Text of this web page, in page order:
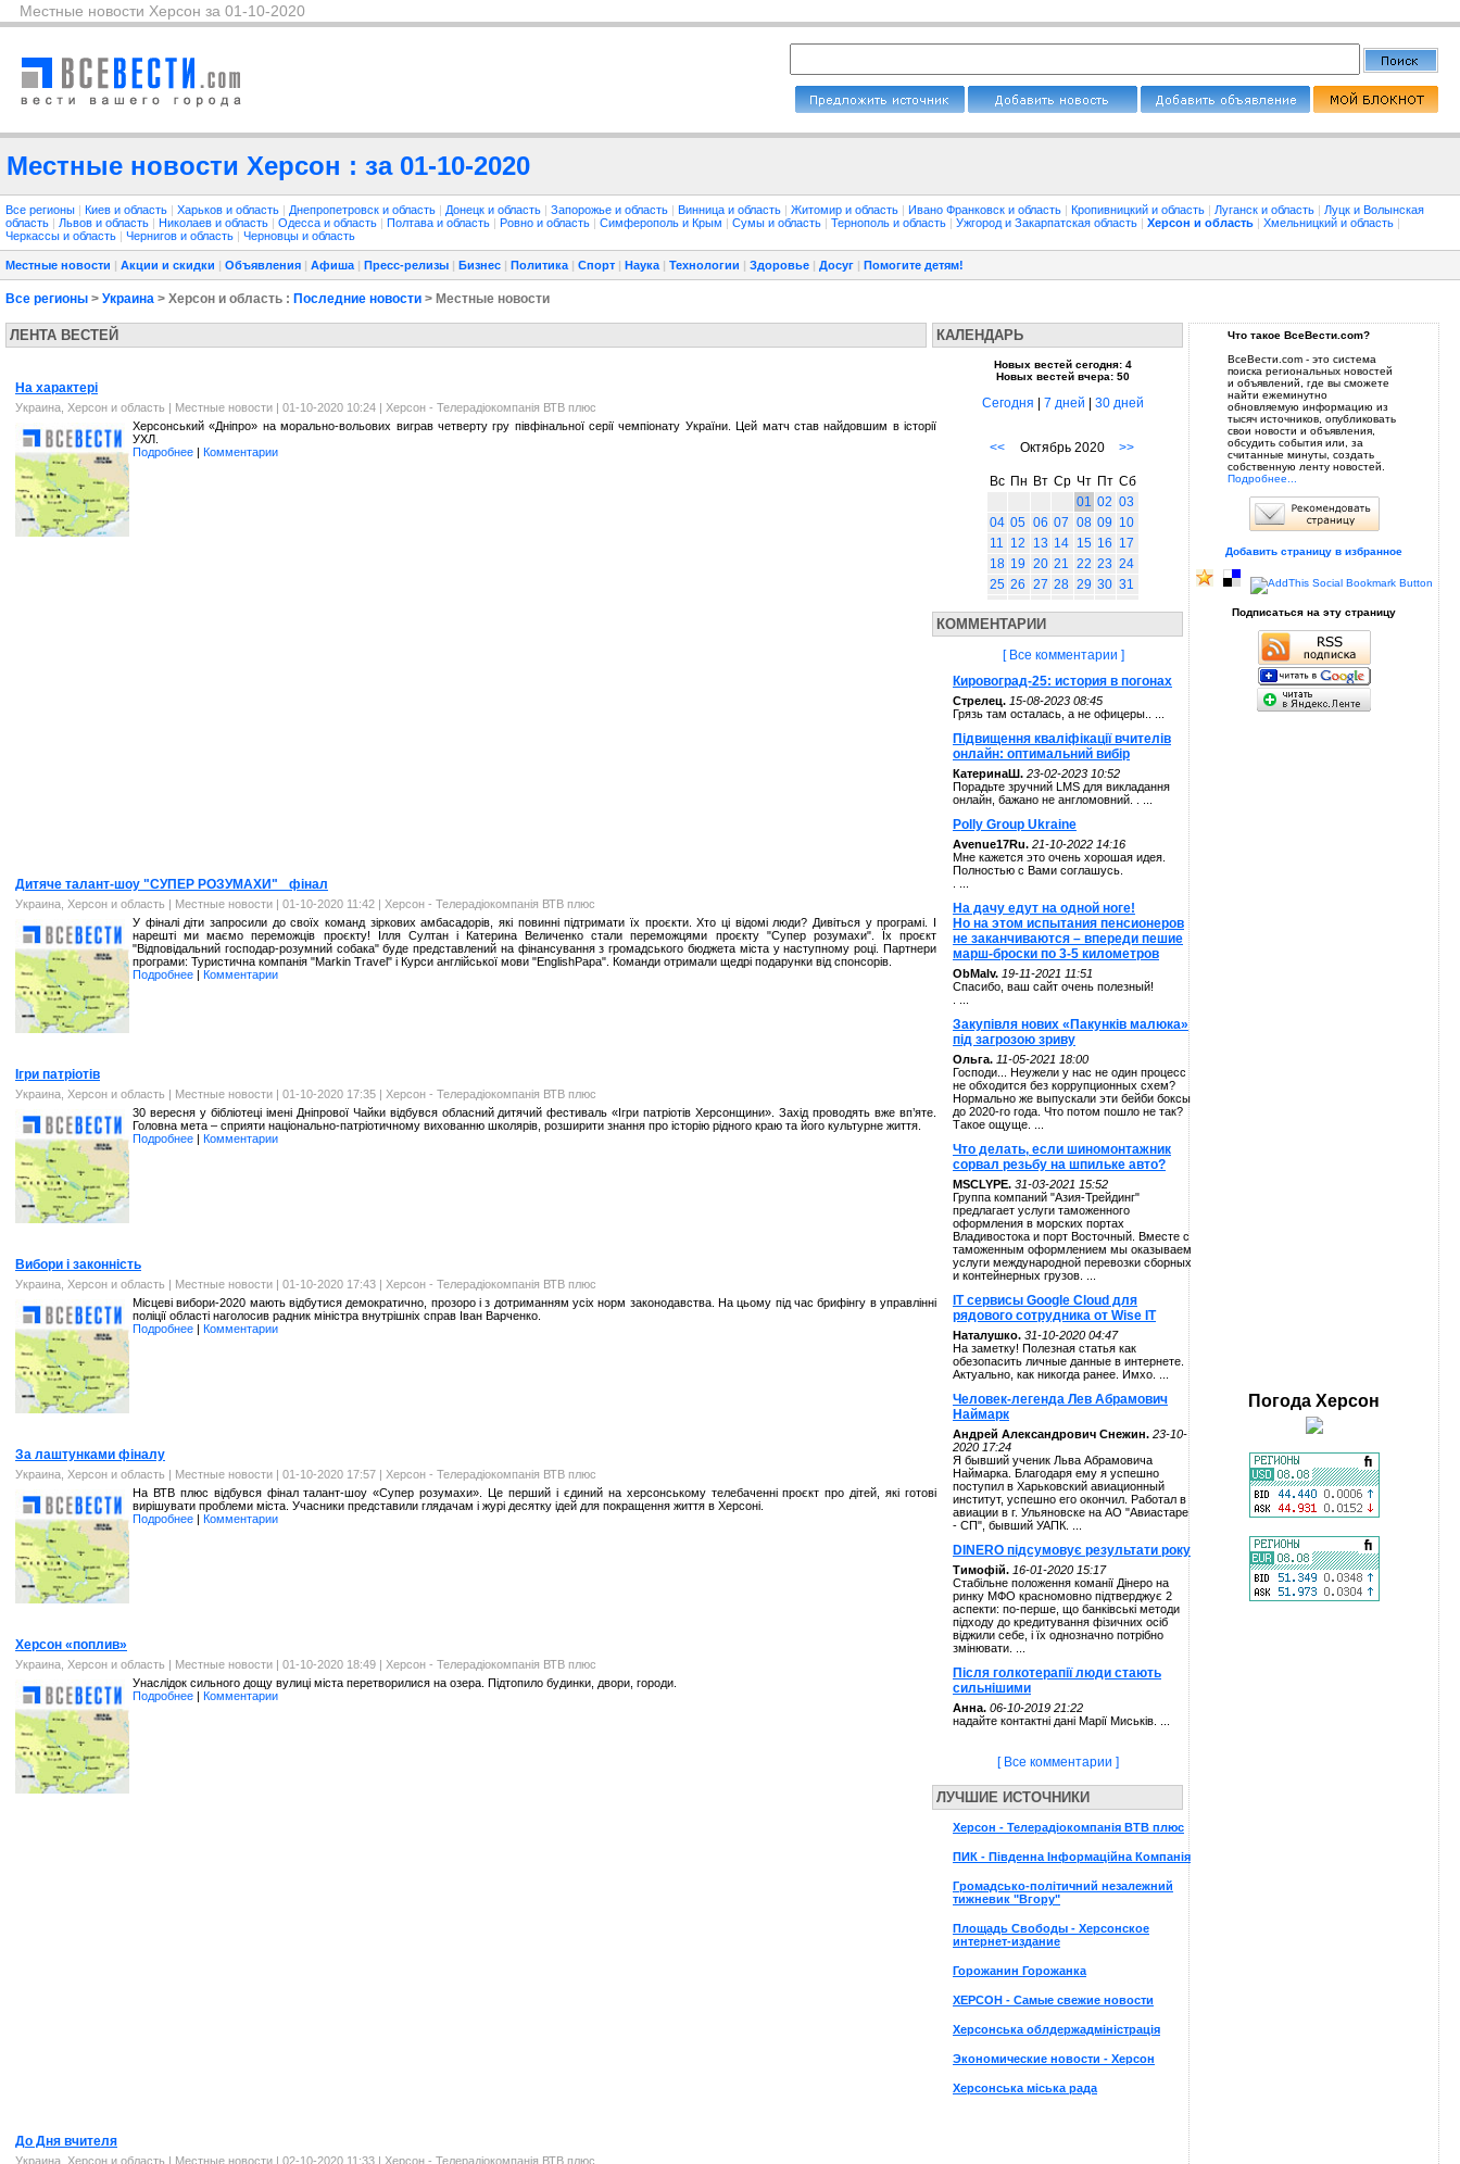
Местные новости Херсон за 01-10-2020
Местные новости Херсон : за 01-10-2020
Все регионы | Киев и область | Харьков и область | Днепропетровск и область | Донецк и область | Запорожье и область | Винница и область | Житомир и область | Ивано Франковск и область | Кропивницкий и область | Луганск и область | Луцк и Волынская
область | Львов и область | Николаев и область | Одесса и область | Полтава и область | Ровно и область | Симферополь и Крым | Сумы и область | Тернополь и область | Ужгород и Закарпатская область | Херсон и область | Хмельницкий и область |
Черкассы и область | Чернигов и область | Черновцы и область
Местные новости | Акции и скидки | Объявления | Афиша | Пресс-релизы | Бизнес | Политика | Спорт | Наука | Технологии | Здоровье | Досуг | Помогите детям!
Все регионы > Украина > Херсон и область : Последние новости > Местные новости
ЛЕНТА ВЕСТЕЙ
На характері
Украина, Херсон и область | Местные новости | 01-10-2020 10:24 | Херсон - Телерадіокомпанія ВТВ плюс
Херсонський «Дніпро» на морально-вольових виграв четверту гру півфінальної серії чемпіонату України. Цей матч став найдовшим в історії
УХЛ.
Подробнее | Комментарии
Дитяче талант-шоу "СУПЕР РОЗУМАХИ"_ фінал
Украина, Херсон и область | Местные новости | 01-10-2020 11:42 | Херсон - Телерадіокомпанія ВТВ плюс
У фіналі діти запросили до своїх команд зіркових амбасадорів, які повинні підтримати їх проєкти. Хто ці відомі люди? Дивіться у програмі. І
нарешті ми маємо переможців проєкту! Ілля Султан і Катерина Величенко стали переможцями проєкту "Супер розумахи". Їх проєкт
"Відповідальний господар-розумний собака" буде представлений на фінансування з громадського бюджета міста у наступному році. Партнери
програми: Туристична компанія "Markin Travel" і Курси англійської мови "EnglishPapa". Команди отримали щедрі подарунки від спонсорів.
Подробнее | Комментарии
Ігри патріотів
Украина, Херсон и область | Местные новости | 01-10-2020 17:35 | Херсон - Телерадіокомпанія ВТВ плюс
30 вересня у бібліотеці імені Дніпрової Чайки відбувся обласний дитячий фестиваль «Ігри патріотів Херсонщини». Захід проводять вже вп’яте.
Головна мета – сприяти національно-патріотичному вихованню школярів, розширити знання про історію рідного краю та його культурне життя.
Подробнее | Комментарии
Вибори і законність
Украина, Херсон и область | Местные новости | 01-10-2020 17:43 | Херсон - Телерадіокомпанія ВТВ плюс
Місцеві вибори-2020 мають відбутися демократично, прозоро і з дотриманням усіх норм законодавства. На цьому під час брифінгу в управлінні
поліції області наголосив радник міністра внутрішніх справ Іван Варченко.
Подробнее | Комментарии
За лаштунками фіналу
Украина, Херсон и область | Местные новости | 01-10-2020 17:57 | Херсон - Телерадіокомпанія ВТВ плюс
На ВТВ плюс відбувся фінал талант-шоу «Супер розумахи». Це перший і єдиний на херсонському телебаченні проєкт про дітей, які готові
вирішувати проблеми міста. Учасники представили глядачам і журі десятку ідей для покращення життя в Херсоні.
Подробнее | Комментарии
Херсон «поплив»
Украина, Херсон и область | Местные новости | 01-10-2020 18:49 | Херсон - Телерадіокомпанія ВТВ плюс
Унаслідок сильного дощу вулиці міста перетворилися на озера. Підтопило будинки, двори, городи.
Подробнее | Комментарии
До Дня вчителя
Украина, Херсон и область | Местные новости | 02-10-2020 11:33 | Херсон - Телерадіокомпанія ВТВ плюс
КАЛЕНДАРЬ
Новых вестей сегодня: 4
Новых вестей вчера: 50
Сегодня 7 дней 30 дней
<< Октябрь 2020 >>
Вс Пн Вт Ср Чт Пт Сб
01 02 03
04 05 06 07 08 09 10
11 12 13 14 15 16 17
18 19 20 21 22 23 24
25 26 27 28 29 30 31
КОММЕНТАРИИ
[ Все комментарии ]
Кировоград-25: история в погонах
Стрелец. 15-08-2023 08:45
Грязь там осталась, а не офицеры.. ...
Підвищення кваліфікації вчителів
онлайн: оптимальний вибір
КатеринаШ. 23-02-2023 10:52
Порадьте зручний LMS для викладання
онлайн, бажано не англомовний. . ...
Polly Group Ukraine
Avenue17Ru. 21-10-2022 14:16
Мне кажется это очень хорошая идея.
Полностью с Вами соглашусь.
На дачу едут на одной ноге!
Но на этом испытания пенсионеров
не заканчиваются – впереди пешие
марш-броски по 3-5 километров
ОbMalv. 19-11-2021 11:51
Спасибо, ваш сайт очень полезный!
Закупівля нових «Пакунків малюка»
під загрозою зриву
Ольга. 11-05-2021 18:00
Господи... Неужели у нас не один процесс
не обходится без коррупционных схем?
Нормально же выпускали эти бейби боксы
до 2020-го года. Что потом пошло не так?
Такое ощуще. ...
Что делать, если шиномонтажник
сорвал резьбу на шпильке авто?
MSCLYPE. 31-03-2021 15:52
Группа компаний "Азия-Трейдинг"
предлагает услуги таможенного
оформления в морских портах
Владивостока и порт Восточный. Вместе с
таможенным оформлением мы оказываем
услуги международной перевозки сборных
и контейнерных грузов. ...
IT сервисы Google Cloud для
рядового сотрудника от Wise IT
Наталушко. 31-10-2020 04:47
На заметку! Полезная статья как
обезопасить личные данные в интернете.
Актуально, как никогда ранее. Имхо. ...
Человек-легенда Лев Абрамович
Наймарк
Андрей Александрович Снежин. 23-10-
2020 17:24
Я бывший ученик Льва Абрамовича
Наймарка. Благодаря ему я успешно
поступил в Харьковский авиационный
институт, успешно его окончил. Работал в
авиации в г. Ульяновске на АО "Авиастаре
- СП", бывший УАПК. ...
DINERO підсумовує результати року
Тимофій. 16-01-2020 15:17
Стабільне положення команії Дінеро на
ринку МФО красномовно підтверджує 2
аспекти: по-перше, що банківські методи
підходу до кредитування фізичних осіб
віджили себе, і їх однозначно потрібно
змінювати. ...
Після голкотерапії люди стають
сильнішими
Анна. 06-10-2019 21:22
надайте контактні дані Марії Миськів. ...
[ Все комментарии ]
ЛУЧШИЕ ИСТОЧНИКИ
Херсон - Телерадіокомпанія ВТВ плюс
ПИК - Південна Інформаційна Компанія
Громадсько-політичний незалежний
тижневик "Вгору"
Площадь Свободы - Херсонское
интернет-издание
Горожанин Горожанка
ХЕРСОН - Самые свежие новости
Херсонська облдержадміністрація
Экономические новости - Херсон
Херсонська міська рада
Что такое ВсеВести.com?
ВсеВести.com - это система
поиска региональных новостей
и объявлений, где вы сможете
найти ежеминутно
обновляемую информацию из
тысяч источников, опубликовать
свои новости и объявления,
обсудить события или, за
считанные минуты, создать
собственную ленту новостей.
Подробнее...
Добавить страницу в избранное
Подписаться на эту страницу
Погода Херсон